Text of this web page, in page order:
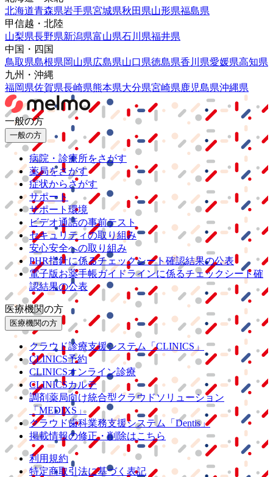
北海道青森県岩手県宮城県秋田県山形県福島県
甲信越・北陸
山梨県長野県新潟県富山県石川県福井県
中国・四国
鳥取県島根県岡山県広島県山口県徳島県香川県愛媛県高知県
九州・沖縄
福岡県佐賀県長崎県熊本県大分県宮崎県鹿児島県沖縄県
一般の方
一般の方
病院・診療所をさがす
薬局をさがす
症状からさがす
サポート
サポート環境
ビデオ通話の事前テスト
セキュリティの取り組み
安心安全への取り組み
PHR指針に係るチェックシート確認結果の公表
電子版お薬手帳ガイドラインに係るチェックシート確
認結果の公表
医療機関の方
医療機関の方
クラウド診療支援システム
「CLINICS」
CLINICS予約
CLINICSオンライン診療
CLINICSカルテ
調剤薬局向け統合型クラウドソリューション
「MEDIXS」
クラウド歯科業務支援システム
「Dentis」
掲載情報の修正・削除はこちら
利用規約
特定商取引法に基づく表記